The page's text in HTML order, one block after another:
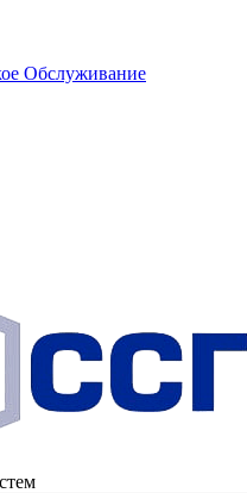
Обслуживание